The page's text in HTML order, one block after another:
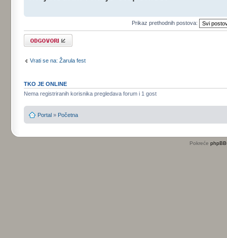
Prikaz prethodnih postova:
Odgovori
Vrati se na: Žarula fest
TKO JE ONLINE
Nema registriranih korisnika pregledava forum i 1 gost
Portal » Početna
Pokreće phpBB